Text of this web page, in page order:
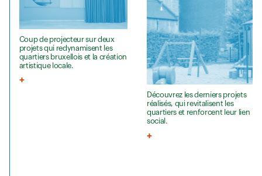
Coup de projecteur sur deux
projets qui redynamisent les
quartiers bruxellois et la création
artistique locale.
Découvrez les derniers projets
réalisés, qui revitalisent les
quartiers et renforcent leur lien
social.